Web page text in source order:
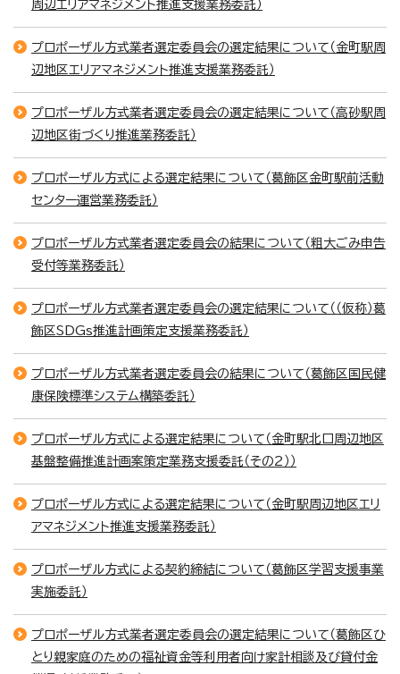
周辺エリアマネジメント推進支援業務委託）
プロポーザル方式業者選定委員会の選定結果について（金町駅周
辺地区エリアマネジメント推進支援業務委託）
プロポーザル方式業者選定委員会の選定結果について（高砂駅周
辺地区街づくり推進業務委託）
プロポーザル方式による選定結果について（葛飾区金町駅前活動
センター運営業務委託）
プロポーザル方式業者選定委員会の結果について（粗大ごみ申告
受付等業務委託）
プロポーザル方式業者選定委員会の選定結果について（（仮称）葛
飾区SDGs推進計画策定支援業務委託）
プロポーザル方式業者選定委員会の結果について（葛飾区国民健
康保険標準システム構築委託）
プロポーザル方式による選定結果について（金町駅北口周辺地区
基盤整備推進計画案策定業務支援委託（その2））
プロポーザル方式による選定結果について（金町駅周辺地区エリ
アマネジメント推進支援業務委託）
プロポーザル方式による契約締結について（葛飾区学習支援事業
実施委託）
プロポーザル方式業者選定委員会の選定結果について（葛飾区ひ
とり親家庭のための福祉資金等利用者向け家計相談及び貸付金